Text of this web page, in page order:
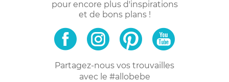
pour encore plus d'inspirations
et de bons plans !
Partagez-nous vos trouvailles
avec le #allobebe